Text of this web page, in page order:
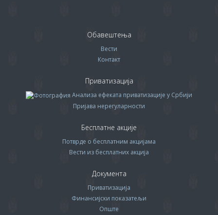
Обавештења
Вести
Контакт
Приватизација
Анализа ефеката приватизације у Србији
Пријава нерегуларности
Бесплатне акције
Потврде о бесплатним акцијама
Вести из бесплатних акција
Документа
Приватизација
Финансијски показатељи
Опште